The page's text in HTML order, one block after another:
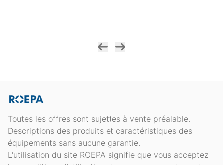
Toutes les offres sont sujettes à vente préalable.
Descriptions des produits et caractéristiques des
équipements sans aucune garantie.
L'utilisation du site ROEPA signifie que vous acceptez